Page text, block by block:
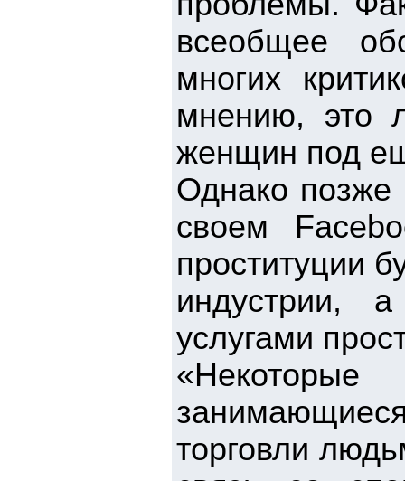
всеобщее
многих
мнению, это
женщин под
Однако позже
своем
проституции
индустрии,
услугами
торговли